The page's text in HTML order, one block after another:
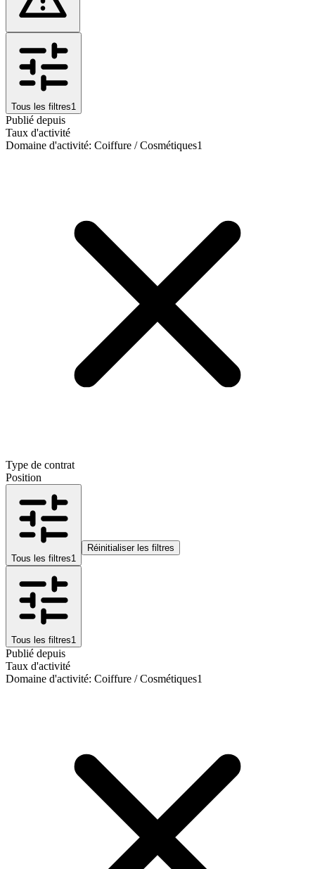
Tous les filtres1
Publié depuis
Taux d'activité
Domaine d'activité: Coiffure / Cosmétiques1
Type de contrat
Position
Tous les filtres1
Réinitialiser les filtres
Tous les filtres1
Publié depuis
Taux d'activité
Domaine d'activité: Coiffure / Cosmétiques1